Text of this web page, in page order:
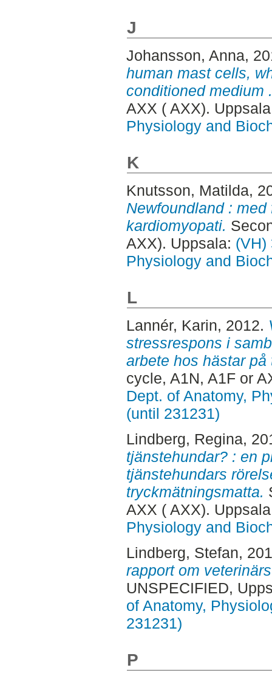
J
Johansson, Anna,
human mast cells,
conditioned medium .
AXX ( AXX).
Physiology and
K
Knutsson, Matilda,
Newfoundland :
kardiomyopati.
AXX). Uppsala: (VH)
Physiology and
L
Lannér, Karin, 2012.
stressrespons i
arbete hos hästar
cycle, A1N, A1F or
Dept. of Anatomy,
(until 231231)
Lindberg, Regina,
tjänstehundar? : en
tjänstehundars
tryckmätningsmatta.
AXX ( AXX).
Physiology and
Lindberg, Stefan,
rapport om
UNSPECIFIED,
of Anatomy,
231231)
P